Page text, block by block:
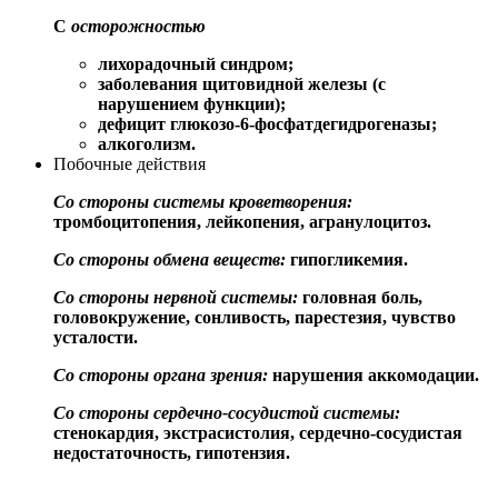
С осторожностью
лихорадочный синдром;
заболевания щитовидной железы (с
нарушением функции);
дефицит глюкозо-6-фосфатдегидрогеназы;
алкоголизм.
Побочные действия
Со стороны системы кроветворения:
тромбоцитопения, лейкопения, агранулоцитоз.
Со стороны обмена веществ: гипогликемия.
Со стороны нервной системы: головная боль,
головокружение, сонливость, парестезия, чувство
усталости.
Со стороны органа зрения: нарушения аккомодации.
Со стороны сердечно-сосудистой системы:
стенокардия, экстрасистолия, сердечно-сосудистая
недостаточность, гипотензия.